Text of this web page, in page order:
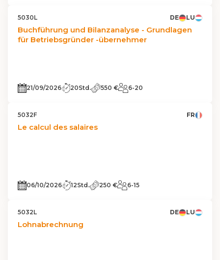
5030L DE LU
Buchführung und Bilanzanalyse - Grundlagen
für Betriebsgründer -übernehmer
21/09/2026 20Std. 550 € 6-20
5032F FR
Le calcul des salaires
06/10/2026 12Std. 250 € 6-15
5032L DE LU
Lohnabrechnung